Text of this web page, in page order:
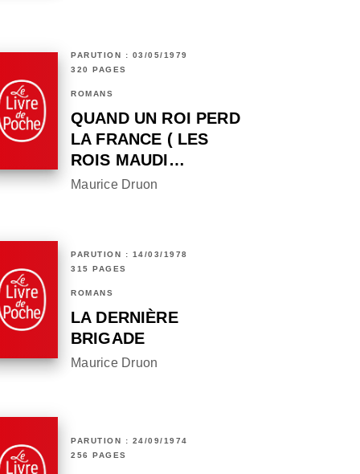
PARUTION : 03/05/1979
320 PAGES
ROMANS
QUAND UN ROI PERD
LA FRANCE ( LES
ROIS MAUDI…
Maurice Druon
PARUTION : 14/03/1978
315 PAGES
ROMANS
LA DERNIÈRE
BRIGADE
Maurice Druon
PARUTION : 24/09/1974
256 PAGES